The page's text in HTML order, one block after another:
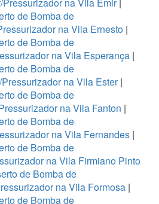
na Vila Emir|
de Bomba de
na Vila Ernesto |
de Bomba de
na Vila Esperança |
de Bomba de
na Vila Ester|
de Bomba de
na Vila Fanton |
de Bomba de
na Vila Fernandes |
de Bomba de
na Vila Firmiano Pinto
de Bomba de
na Vila Formosa |
de Bomba de